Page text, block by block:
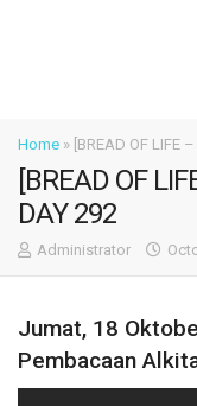
Home » [BREAD OF LIFE
[BREAD OF
DAY 292
Administrator
Jumat, 18
Pembacaan